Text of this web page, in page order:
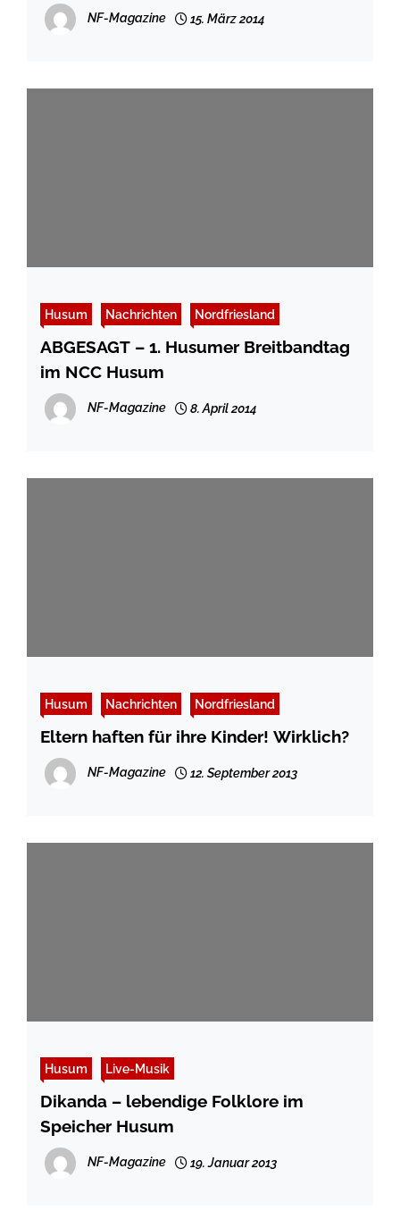
NF-Magazine 15. März 2014
Husum Nachrichten Nordfriesland
ABGESAGT – 1. Husumer Breitbandtag
im NCC Husum
NF-Magazine 8. April 2014
Husum Nachrichten Nordfriesland
Eltern haften für ihre Kinder! Wirklich?
NF-Magazine 12. September 2013
Husum Live-Musik
Dikanda – lebendige Folklore im
Speicher Husum
NF-Magazine 19. Januar 2013